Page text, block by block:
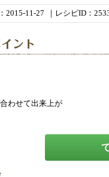
2015-11-27 ｜レシピID：
わせて出来上が